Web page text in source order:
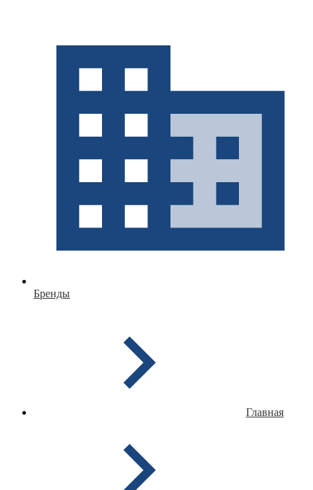
Бренды
Главная